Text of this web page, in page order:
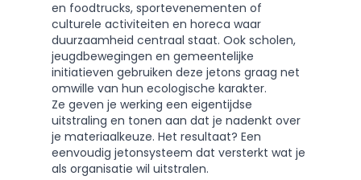
en foodtrucks, sportevenementen of
culturele activiteiten en horeca waar
duurzaamheid centraal staat. Ook scholen,
jeugdbewegingen en gemeentelijke
initiatieven gebruiken deze jetons graag net
omwille van hun ecologische karakter.
Ze geven je werking een eigentijdse
uitstraling en tonen aan dat je nadenkt over
je materiaalkeuze. Het resultaat? Een
eenvoudig jetonsysteem dat versterkt wat je
als organisatie wil uitstralen.